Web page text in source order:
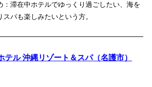
：滞在中ホテルでゆっくり過ごしたい、海を
パも楽しみたいという方。
テル 沖縄リゾート＆スパ（名護市）